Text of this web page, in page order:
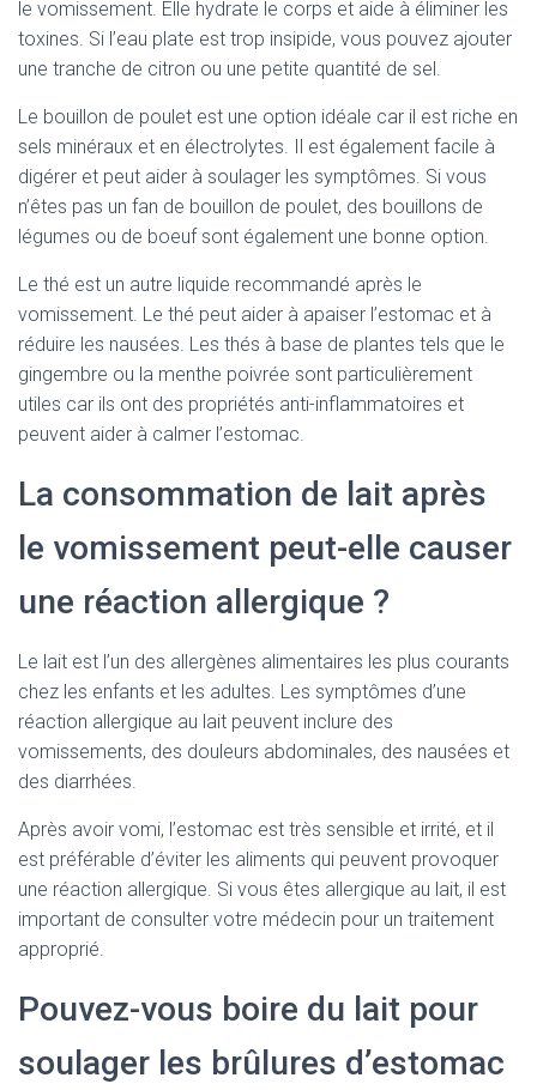
le vomissement. Elle hydrate le corps et aide à éliminer les
toxines. Si l’eau plate est trop insipide, vous pouvez ajouter
une tranche de citron ou une petite quantité de sel.
Le bouillon de poulet est une option idéale car il est riche en
sels minéraux et en électrolytes. Il est également facile à
digérer et peut aider à soulager les symptômes. Si vous
n’êtes pas un fan de bouillon de poulet, des bouillons de
légumes ou de boeuf sont également une bonne option.
Le thé est un autre liquide recommandé après le
vomissement. Le thé peut aider à apaiser l’estomac et à
réduire les nausées. Les thés à base de plantes tels que le
gingembre ou la menthe poivrée sont particulièrement
utiles car ils ont des propriétés anti-inflammatoires et
peuvent aider à calmer l’estomac.
La consommation de lait après
le vomissement peut-elle causer
une réaction allergique ?
Le lait est l’un des allergènes alimentaires les plus courants
chez les enfants et les adultes. Les symptômes d’une
réaction allergique au lait peuvent inclure des
vomissements, des douleurs abdominales, des nausées et
des diarrhées.
Après avoir vomi, l’estomac est très sensible et irrité, et il
est préférable d’éviter les aliments qui peuvent provoquer
une réaction allergique. Si vous êtes allergique au lait, il est
important de consulter votre médecin pour un traitement
approprié.
Pouvez-vous boire du lait pour
soulager les brûlures d’estomac